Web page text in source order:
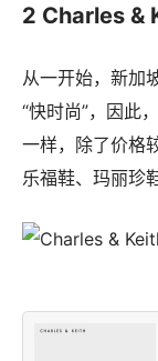
2 Charles &
从一开始，新加
“快时尚”，因此
一样，除了价格
乐福鞋、玛丽珍